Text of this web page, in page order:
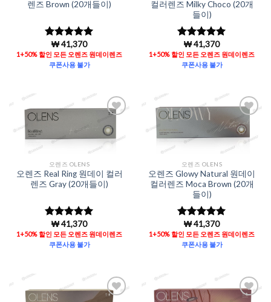
렌즈 Brown (20개들이)
5 중에서
로 평가됨
₩41,370
1+50% 할인 모든 오렌즈 원데이렌즈
쿠폰사용 불가
컬러렌즈 Milky Choco (20개
들이)
5 중에서
로 평가됨
₩41,370
1+50% 할인 모든 오렌즈 원데이렌즈
쿠폰사용 불가
Add to
Wishlist
오렌즈 OLENS
오렌즈 Real Ring 원데이 컬러
렌즈 Gray (20개들이)
5 중에서
로 평가됨
₩41,370
1+50% 할인 모든 오렌즈 원데이렌즈
쿠폰사용 불가
Add to
Wishlist
오렌즈 OLENS
오렌즈 Glowy Natural 원데이
컬러렌즈 Moca Brown (20개
들이)
5 중에서
로 평가됨
₩41,370
1+50% 할인 모든 오렌즈 원데이렌즈
쿠폰사용 불가